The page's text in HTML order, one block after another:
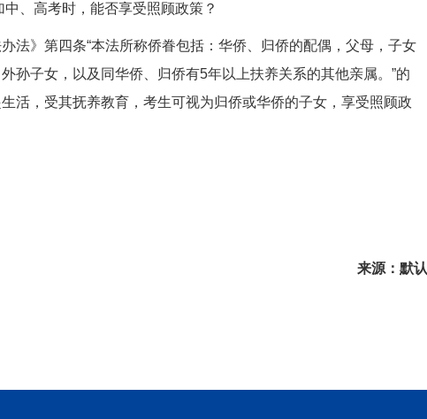
、高考时，能否享受照顾政策？
》第四条“本法所称侨眷包括：华侨、归侨的配偶，父母，子女
孙子女，以及同华侨、归侨有5年以上扶养关系的其他亲属。”的
活，受其抚养教育，考生可视为归侨或华侨的子女，享受照顾政
来源：默认